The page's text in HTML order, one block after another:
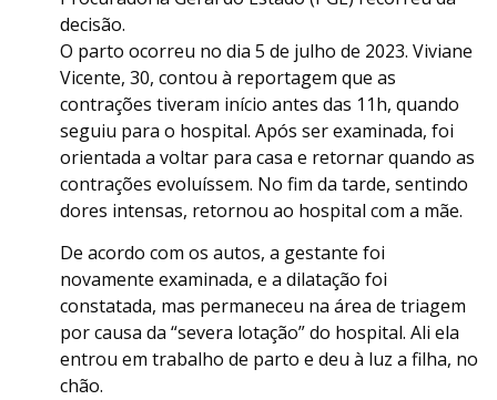
decisão.
O parto ocorreu no dia 5 de julho de 2023. Viviane
Vicente, 30, contou à reportagem que as
contrações tiveram início antes das 11h, quando
seguiu para o hospital. Após ser examinada, foi
orientada a voltar para casa e retornar quando as
contrações evoluíssem. No fim da tarde, sentindo
dores intensas, retornou ao hospital com a mãe.
De acordo com os autos, a gestante foi
novamente examinada, e a dilatação foi
constatada, mas permaneceu na área de triagem
por causa da “severa lotação” do hospital. Ali ela
entrou em trabalho de parto e deu à luz a filha, no
chão.